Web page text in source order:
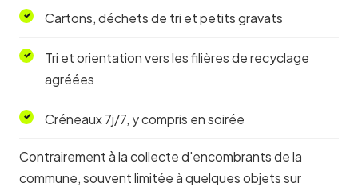
Cartons, déchets de tri et petits gravats
Tri et orientation vers les filières de recyclage
agréées
Créneaux 7j/7, y compris en soirée
Contrairement à la collecte d'encombrants de la
commune, souvent limitée à quelques objets sur